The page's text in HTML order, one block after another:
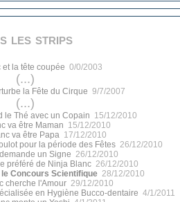
les strips
et la tête coupée 0/0/2003
(...)
la Fête du Cirque 9/7/2007
(...)
le Thé avec un Copain 15/12/2010
va être Maman 15/12/2010
va être Papa 17/12/2010
pour la période des Fêtes26/12/2010
un Signe 26/12/2010
préféré de Ninja Blanc26/12/2010
Concours Scientifique 28/12/2010
cherche l'Amour29/12/2010
en Hygiène Bucco-dentaire 4/1/2011